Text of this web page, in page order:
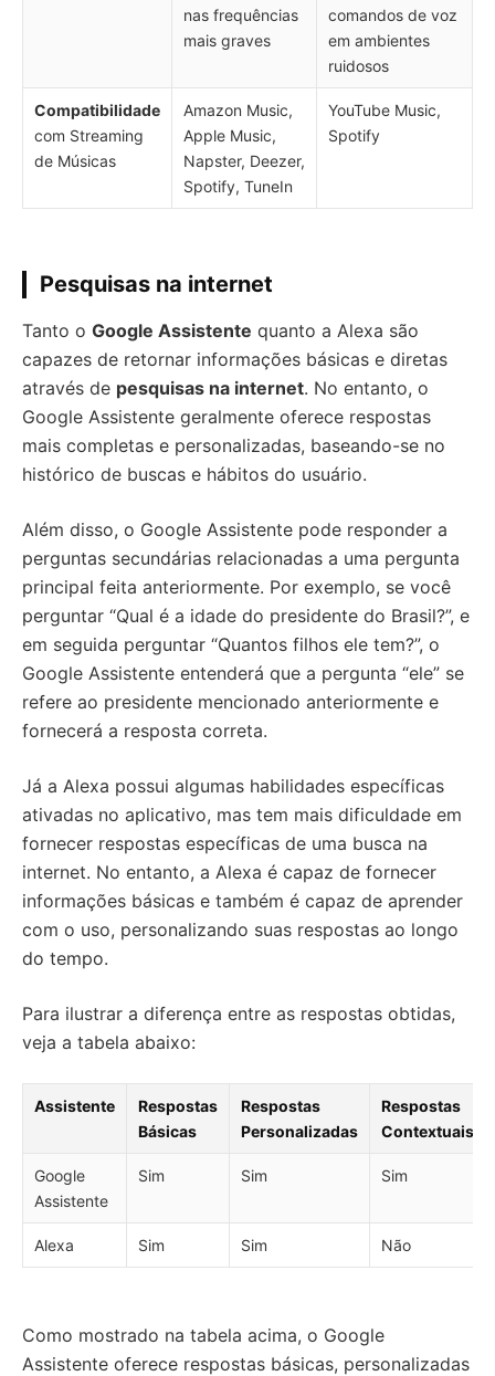
nas frequências
mais graves
comandos de voz
em ambientes
ruidosos
Compatibilidade
com Streaming
de Músicas
Amazon Music,
Apple Music,
Napster, Deezer,
Spotify, TuneIn
YouTube Music,
Spotify
Pesquisas na internet
Tanto o Google Assistente quanto a Alexa são
capazes de retornar informações básicas e diretas
através de pesquisas na internet. No entanto, o
Google Assistente geralmente oferece respostas
mais completas e personalizadas, baseando-se no
histórico de buscas e hábitos do usuário.
Além disso, o Google Assistente pode responder a
perguntas secundárias relacionadas a uma pergunta
principal feita anteriormente. Por exemplo, se você
perguntar “Qual é a idade do presidente do Brasil?”, e
em seguida perguntar “Quantos filhos ele tem?”, o
Google Assistente entenderá que a pergunta “ele” se
refere ao presidente mencionado anteriormente e
fornecerá a resposta correta.
Já a Alexa possui algumas habilidades específicas
ativadas no aplicativo, mas tem mais dificuldade em
fornecer respostas específicas de uma busca na
internet. No entanto, a Alexa é capaz de fornecer
informações básicas e também é capaz de aprender
com o uso, personalizando suas respostas ao longo
do tempo.
Para ilustrar a diferença entre as respostas obtidas,
veja a tabela abaixo:
Assistente
Respostas
Básicas
Respostas
Personalizadas
Respostas
Contextuais
Google
Assistente
Sim Sim Sim
Alexa Sim Sim Não
Como mostrado na tabela acima, o Google
Assistente oferece respostas básicas, personalizadas